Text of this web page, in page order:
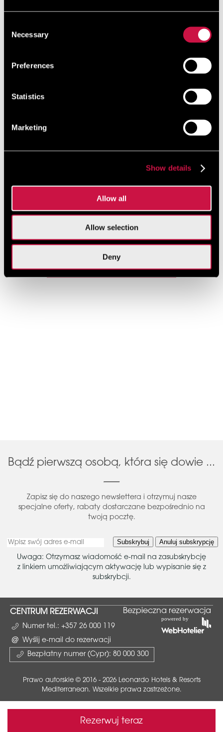
Selection
Necessary
Preferences
Statistics
Marketing
Show details
Allow all
Allow selection
Deny
2000. Posiada miękki, złoty piasek rozciągający się
wzdłuż wybrzeża na długości około 300 metrów. ...
Czytaj więcej
Zarezerwuj bezpośrednio i uzyskaj
10%rabatu
Dołącz do nas już dziś, to proste i bezpłatne.
za pośrednictwem naszej oficjalnej strony internetowej!
najlepszej ceny
płatność online
ukryte rezerwacje
Rezerwuj teraz
Bądź pierwszą osobą, która się dowie ...
Zapisz się do naszego newslettera i otrzymuj nasze
specjalne oferty, rabaty dostarczane bezpośrednio na
twoją pocztę.
Subskrybuj Anuluj subskrypcję
Uwaga: Otrzymasz wiadomość e-mail na zasubskrybcję
z linkiem umożliwiającym aktywację lub wypisanie się z
subskrybcji.
CENTRUM REZERWACJI
Numer tel.: +357 26 000 119
Wyślij e-mail do rezerwacji
Bezpłatny numer (Cypr): 80 000 300
Bezpieczna rezerwacja
Prawo autorskie © 2016 - 2026 Leonardo Hotels & Resorts
Mediterranean. Wszelkie prawa zastrzeżone.
Rezerwuj teraz